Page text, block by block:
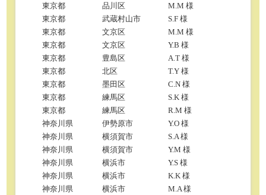
東京都
品川区
M.M 様
東京都
武蔵村山市
S.F 様
東京都
文京区
M.M 様
東京都
文京区
Y.B 様
東京都
豊島区
A.T 様
東京都
北区
T.Y 様
東京都
墨田区
C.N 様
東京都
練馬区
S.K 様
東京都
練馬区
R.M 様
神奈川県
伊勢原市
Y.O 様
神奈川県
横須賀市
S.A 様
神奈川県
横須賀市
Y.M 様
神奈川県
横浜市
Y.S 様
神奈川県
横浜市
K.K 様
神奈川県
横浜市
M.A 様